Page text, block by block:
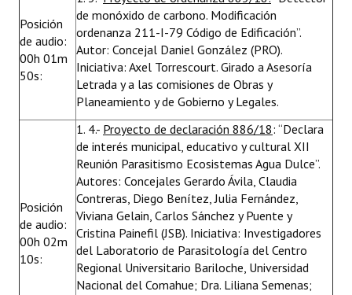
Antiguos Pobladores - Registro
Reconocimientos - Registro
Bariloche, Municipio intercultural
Entrega de distinciones
REFORMA DE LA CARTA ORGÁNICA
Posición
de audio:
00h 01m
50s:
de monóxido de carbono. Modificación
ordenanza 211-I-79 Código de Edificación”.
Autor: Concejal Daniel González (PRO).
Iniciativa: Axel Torrescourt. Girado a Asesoría
Letrada y a las comisiones de Obras y
Planeamiento y de Gobierno y Legales.
Posición
de audio:
00h 02m
10s:
1. 4.- Proyecto de declaración 886/18: “Declara
de interés municipal, educativo y cultural XII
Reunión Parasitismo Ecosistemas Agua Dulce”.
Autores: Concejales Gerardo Ávila, Claudia
Contreras, Diego Benítez, Julia Fernández,
Viviana Gelain, Carlos Sánchez y Puente y
Cristina Painefil (JSB). Iniciativa: Investigadores
del Laboratorio de Parasitología del Centro
Regional Universitario Bariloche, Universidad
Nacional del Comahue; Dra. Liliana Semenas;